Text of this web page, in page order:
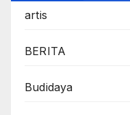
artis
BERITA
Budidaya